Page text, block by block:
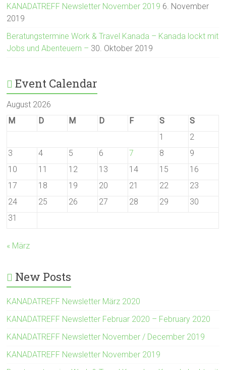
KANADATREFF Newsletter November 2019 6. November
2019
Beratungstermine Work & Travel Kanada – Kanada lockt mit
Jobs und Abenteuern – 30. Oktober 2019
Event Calendar
August 2026
M
D M D F S
S
1
2
3
4 5 6 7 8
9
10
11 12 13 14 15
16
17
18 19 20 21 22
23
24
25 26 27 28 29
30
31
« März
New Posts
KANADATREFF Newsletter März 2020
KANADATREFF Newsletter Februar 2020 – February 2020
KANADATREFF Newsletter November / December 2019
KANADATREFF Newsletter November 2019